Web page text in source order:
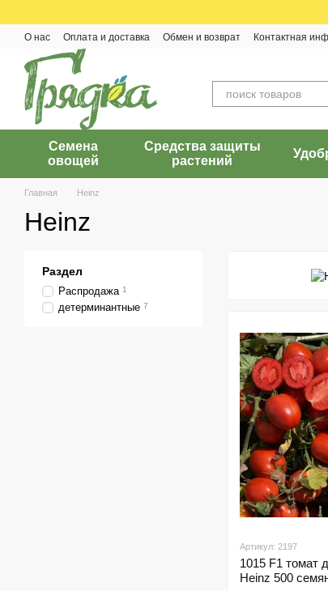
О нас Оплата и доставка Обмен и возврат Контактная
Семена
овощей
Средства защиты
растений
Главная Heinz
Heinz
Артикул: 2197
1015 F1 томат
Heinz 500
Раздел
Распродажа 1
детерминантные 7